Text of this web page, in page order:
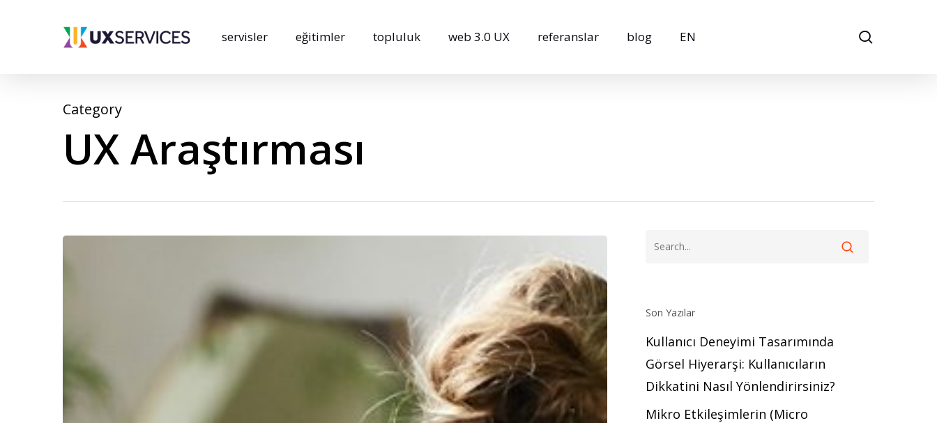
servisler eğitimler topluluk web 3.0 UX referanslar blog EN
Category
UX Araştırması
Son Yazılar
Kullanıcı Deneyimi Tasarımında
Görsel Hiyerarşi: Kullanıcıların
Dikkatini Nasıl Yönlendirirsiniz?
Mikro Etkileşimlerin (Micro